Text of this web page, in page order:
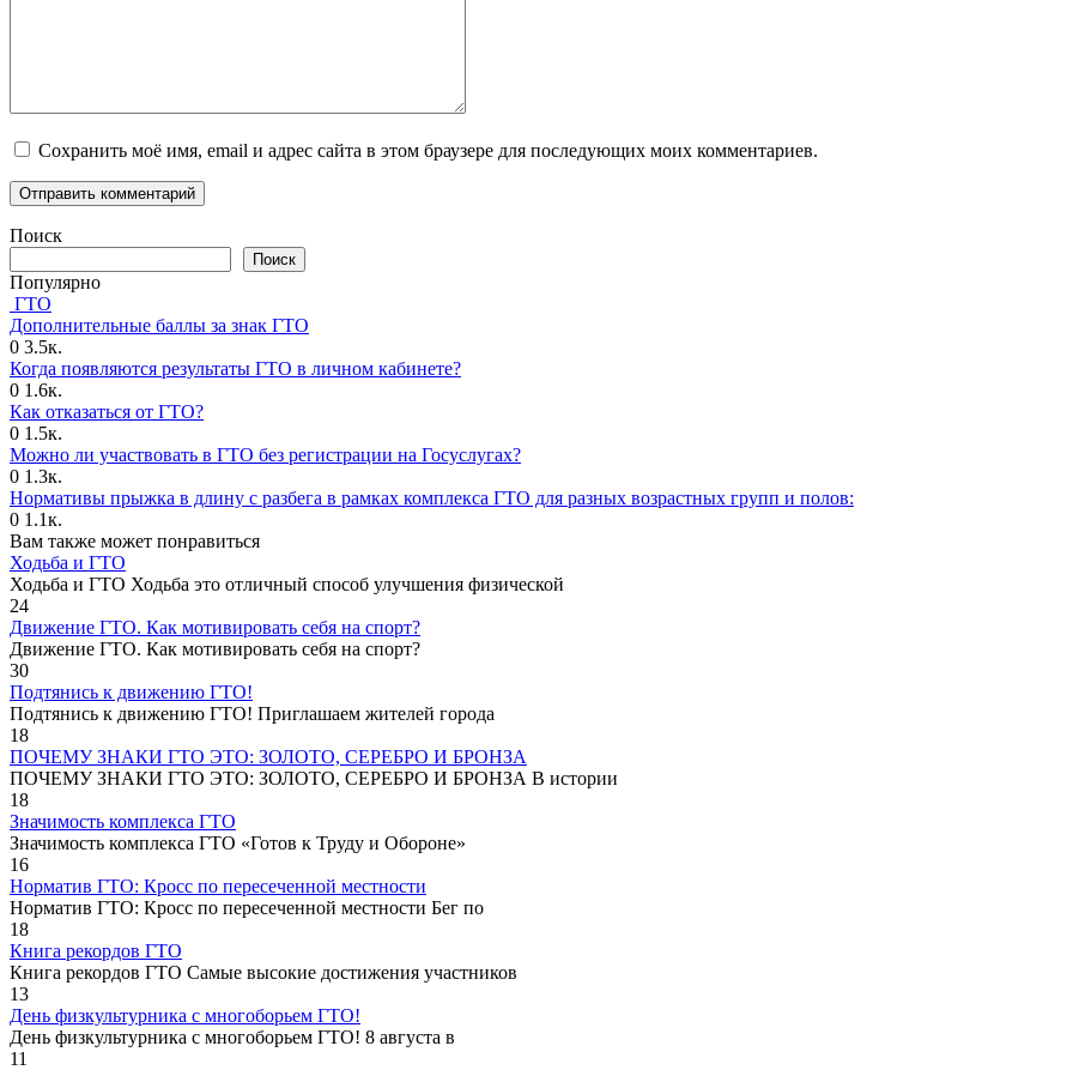
Сохранить моё имя, email и адрес сайта в этом браузере для последующих моих комментариев.
Поиск
Поиск
Популярно
ГТО
Дополнительные баллы за знак ГТО
0 3.5к.
Когда появляются результаты ГТО в личном кабинете?
0 1.6к.
Как отказаться от ГТО?
0 1.5к.
Можно ли участвовать в ГТО без регистрации на Госуслугах?
0 1.3к.
Нормативы прыжка в длину с разбега в рамках комплекса ГТО для разных возрастных групп и полов:
0 1.1к.
Вам также может понравиться
Ходьба и ГТО
Ходьба и ГТО Ходьба это отличный способ улучшения физической
24
Движение ГТО. Как мотивировать себя на спорт?️
Движение ГТО. Как мотивировать себя на спорт?
30
Подтянись к движению ГТО!
Подтянись к движению ГТО! Приглашаем жителей города
18
ПОЧЕМУ ЗНАКИ ГТО ЭТО: ЗОЛОТО, СЕРЕБРО И БРОНЗА
ПОЧЕМУ ЗНАКИ ГТО ЭТО: ЗОЛОТО, СЕРЕБРО И БРОНЗА В истории
18
Значимость комплекса ГТО
Значимость комплекса ГТО «Готов к Труду и Обороне»
16
Норматив ГТО: Кросс по пересеченной местности
Норматив ГТО: Кросс по пересеченной местности Бег по
18
Книга рекордов ГТО
Книга рекордов ГТО Самые высокие достижения участников
13
День физкультурника с многоборьем ГТО!
День физкультурника с многоборьем ГТО! 8 августа в
11